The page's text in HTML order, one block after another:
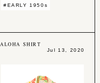
#EARLY 1950s
ALOHA SHIRT
Jul 13, 2020